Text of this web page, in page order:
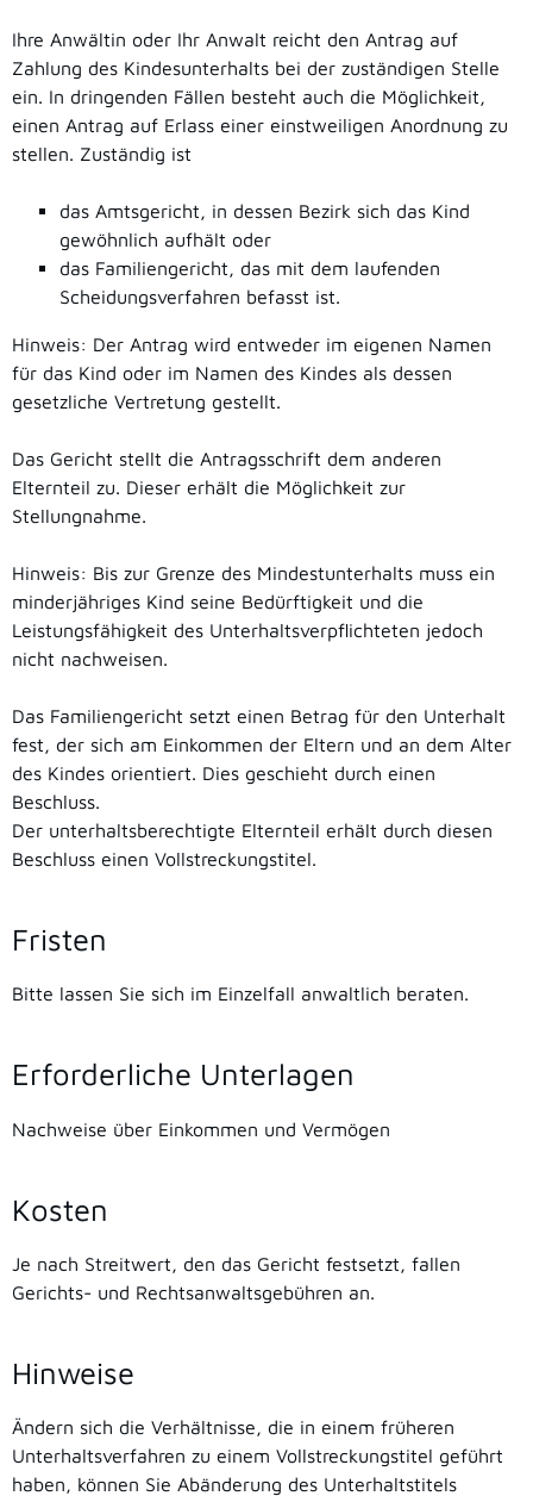
Ihre Anwältin oder Ihr Anwalt reicht den Antrag auf
Zahlung des Kindesunterhalts bei der zuständigen Stelle
ein. In dringenden Fällen besteht auch die Möglichkeit,
einen Antrag auf Erlass einer einstweiligen Anordnung zu
stellen. Zuständig ist
das Amtsgericht, in dessen Bezirk sich das Kind
gewöhnlich aufhält oder
das Familiengericht, das mit dem laufenden
Scheidungsverfahren befasst ist.
Hinweis: Der Antrag wird entweder im eigenen Namen
für das Kind oder im Namen des Kindes als dessen
gesetzliche Vertretung gestellt.
Das Gericht stellt die Antragsschrift dem anderen
Elternteil zu. Dieser erhält die Möglichkeit zur
Stellungnahme.
Hinweis: Bis zur Grenze des Mindestunterhalts muss ein
minderjähriges Kind seine Bedürftigkeit und die
Leistungsfähigkeit des Unterhaltsverpflichteten jedoch
nicht nachweisen.
Das Familiengericht setzt einen Betrag für den Unterhalt
fest, der sich am Einkommen der Eltern und an dem Alter
des Kindes orientiert. Dies geschieht durch einen
Beschluss.
Der unterhaltsberechtigte Elternteil erhält durch diesen
Beschluss einen Vollstreckungstitel.
Fristen
Bitte lassen Sie sich im Einzelfall anwaltlich beraten.
Erforderliche Unterlagen
Nachweise über Einkommen und Vermögen
Kosten
Je nach Streitwert, den das Gericht festsetzt, fallen
Gerichts- und Rechtsanwaltsgebühren an.
Hinweise
Ändern sich die Verhältnisse, die in einem früheren
Unterhaltsverfahren zu einem Vollstreckungstitel geführt
haben, können Sie Abänderung des Unterhaltstitels